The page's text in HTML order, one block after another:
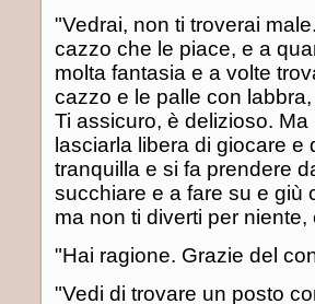
"Vedrai, non ti troverai
cazzo che le piace, e a
molta fantasia e a volte
cazzo e le palle con
Ti assicuro, è delizioso.
lasciarla libera di giocare
tranquilla e si fa prendere
succhiare e a fare su e giù
ma non ti diverti per
"Hai ragione. Grazie del
"Vedi di trovare un posto